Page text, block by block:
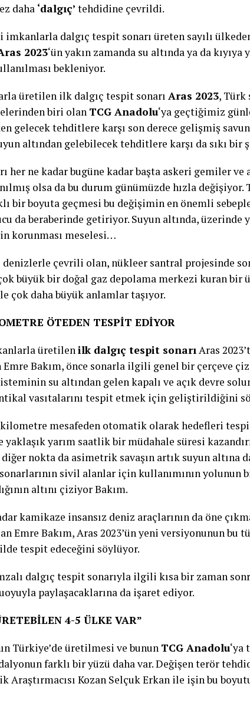
daha ‘dalgıç’ tehdidine çevrildi.
dalgıç tespit sonarı üreten sayılı
2023‘ün yakın zamanda su altında ya da kıyıya
bekleniyor.
üretilen ilk dalgıç tespit sonarı Aras 2023, Türk
biri olan TCG Anadolu‘ya geçtiğimiz
gelecek tehditlere karşı son derece gelişmiş
altından gelebilecek tehditlere karşı da sıkı bir
her ne kadar bugüne kadar başta askeri gemiler
olsa da bu durum günümüzde hızla
bir boyuta geçmesi bu değişimin en önemli
da beraberinde getiriyor. Suyun altında, üzerinde
korunması meselesi…
çevrili olan, nükleer santral projesinde
büyük bir doğal gaz depolama merkezi kuran bir
çok daha büyük anlamlar taşıyor.
ÖTEDEN TESPİT EDİYOR
üretilenilk dalgıç tespit sonarıAras
Emre Bakım, önce sonarla ilgili genel bir çerçeve
su altından gelen kapalı ve açık devre
vasıtalarını tespit etmek için geliştirildiğini
mesafeden otomatik olarak hedefleri
yarım saatlik bir müdahale süresi
nokta da asimetrik savaşın artık suyun altına
sivil alanlar için kullanımının yolunun
altını çiziyor Bakım.
kamikaze insansız deniz araçlarının da öne
Emre Bakım, Aras 2023’ün yeni versiyonunun bu
tespit edeceğini söylüyor.
dalgıç tespit sonarıyla ilgili kısa bir zaman
paylaşacaklarına da işaret ediyor.
4-5 ÜLKE VAR”
Türkiye’de üretilmesi ve bunun TCG Anadolu‘ya
farklı bir yüzü daha var. Değişen terör
Araştırmacısı Kozan Selçuk Erkan ile işin bu